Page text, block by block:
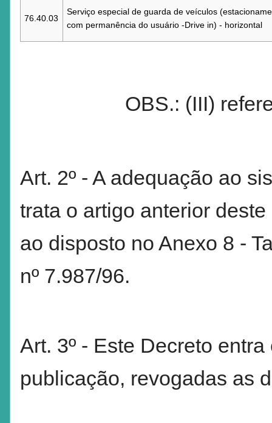
76.40.03
Serviço especial de guarda de veículos
com permanência do usuário -Drive in) - horizontal
OBS.: (III)
Art. 2º - A adequação ao
trata o artigo anterior
ao disposto no Anexo 8 -
nº 7.987/96.
Art. 3º - Este Decreto
publicação, revogadas as